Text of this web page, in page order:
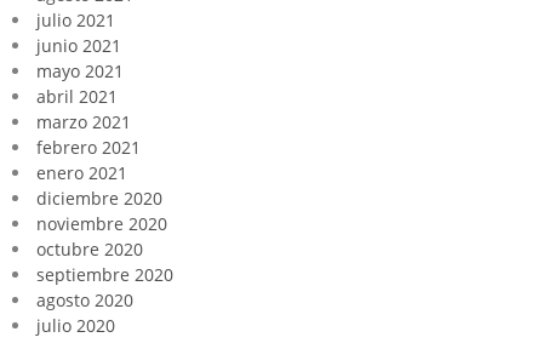
julio 2021
junio 2021
mayo 2021
abril 2021
marzo 2021
febrero 2021
enero 2021
diciembre 2020
noviembre 2020
octubre 2020
septiembre 2020
agosto 2020
julio 2020